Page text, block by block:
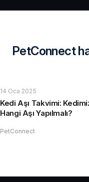
PetConnect
14 Oca 2025
Kedi Aşı Takvimi:
Hangi Aşı Yapılmalı?
PetConnect